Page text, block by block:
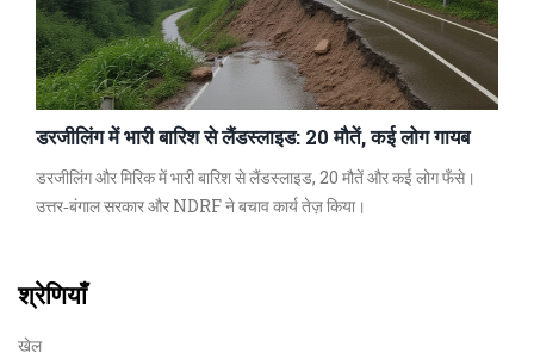
डरजीलिंग में भारी बारिश से लैंडस्लाइड: 20 मौतें, कई लोग गायब
डरजीलिंग और मिरिक में भारी बारिश से लैंडस्लाइड, 20 मौतें और कई लोग फँसे।
उत्तर‑बंगाल सरकार और NDRF ने बचाव कार्य तेज़ किया।
श्रेणियाँ
खेल